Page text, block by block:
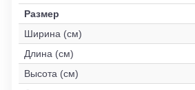
Размер
Ширина (см)
Длина (см)
Высота (см)